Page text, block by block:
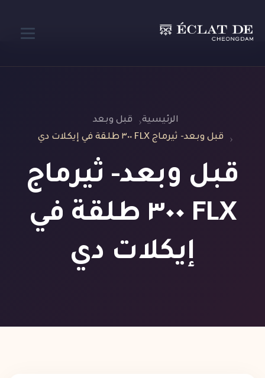
الرئيسية
قبل وبعد
قبل وبعد- ثيرماج FLX ٣٠٠ طلقة في إيكلات دي
قبل وبعد- ثيرماج
FLX ٣٠٠ طلقة في
إيكلات دي